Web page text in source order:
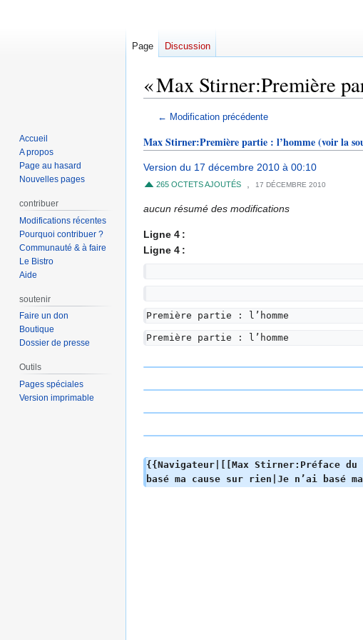
« Max Stirner:Première
Aller
la
navigation
Aller
la
recherche
← Modification précédente
Max Stirner:Première partie : l’homme(voir la
Version du 17 décembre 2010 à 00:10
265 OCTETS AJOUTÉS 17 DÉCEMBRE 2010
aucun résumé des modifications
Ligne 4 :
Ligne 4 :
Première partie : l’homme
Première partie : l’homme
{{Navigateur|[[Max Stirner:Préface du
basé ma cause sur rien|Je n’ai basé
Page Discussion
Accueil
A propos
Page au hasard
Nouvelles pages
contribuer
Modifications récentes
Pourquoi contribuer ?
Communauté & à faire
Le Bistro
Aide
soutenir
Faire un don
Boutique
Dossier de presse
Outils
Pages spéciales
Version imprimable